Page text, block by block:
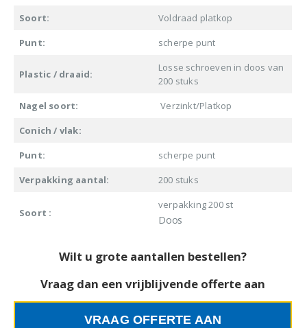
Soort:
Voldraad platkop
Punt:
scherpe punt
Plastic / draaid:
Losse schroeven in doos van
200 stuks
Nagel soort:
Verzinkt/Platkop
Conich / vlak:
Punt:
scherpe punt
Verpakking aantal:
200 stuks
Soort :
verpakking 200 st
Doos
Wilt u grote aantallen bestellen?
Vraag dan een vrijblijvende offerte aan
VRAAG OFFERTE AAN